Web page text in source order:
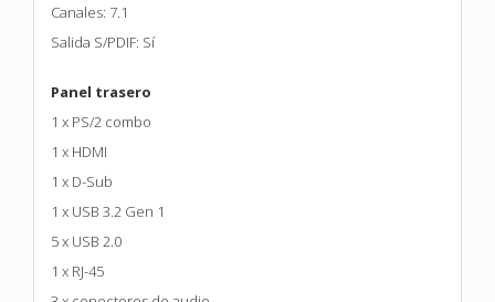
Canales: 7.1
Salida S/PDIF: Sí
Panel trasero
1 x PS/2 combo
1 x HDMI
1 x D-Sub
1 x USB 3.2 Gen 1
5 x USB 2.0
1 x RJ-45